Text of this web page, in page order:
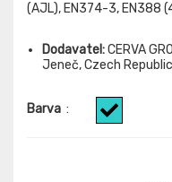
(AJL), EN374-3, EN388
Dodavatel:CERVA
Jeneč, Czech Republic
Barva :